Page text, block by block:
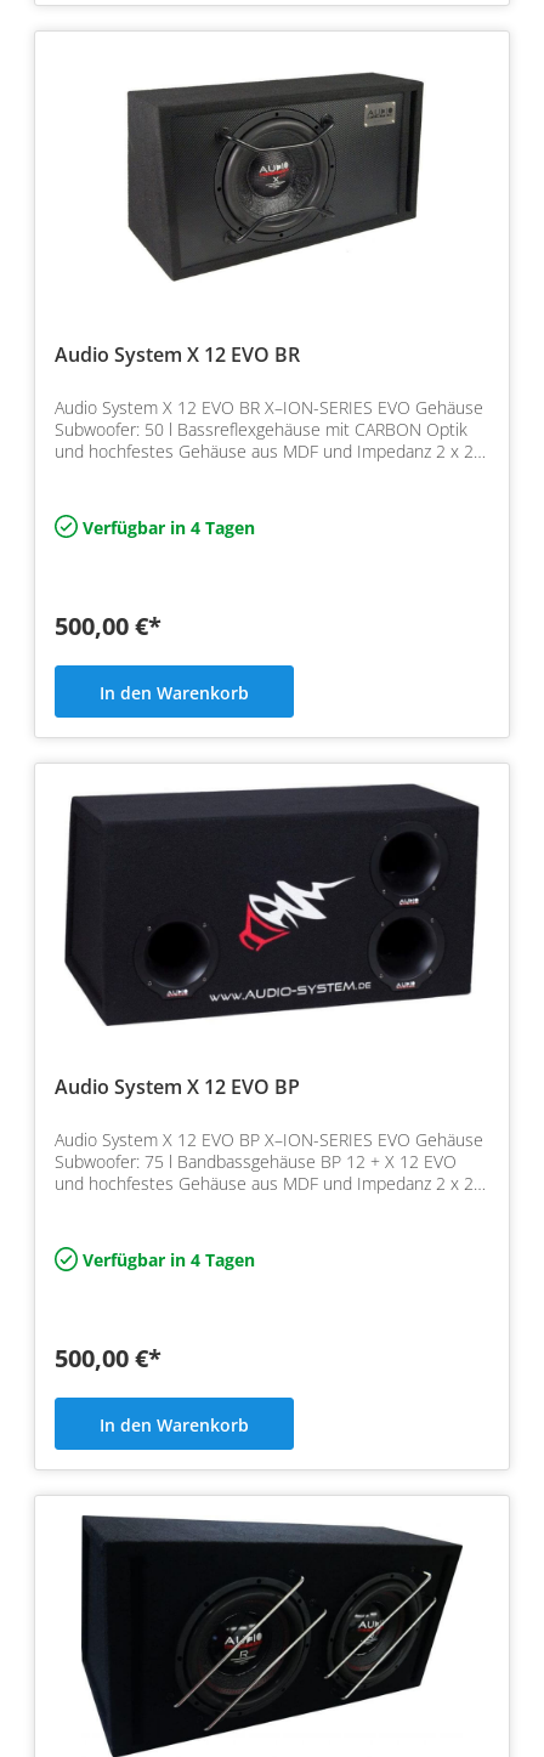
Audio System X 12 EVO BR
Audio System X 12 EVO BR X–ION-SERIES EVO Gehäuse
Subwoofer: 50 l Bassreflexgehäuse mit CARBON Optik
und hochfestes Gehäuse aus MDF und Impedanz 2 x 2
Verfügbar in 4 Tagen
500,00 €*
In den Warenkorb
Audio System X 12 EVO BP
Audio System X 12 EVO BP X–ION-SERIES EVO Gehäuse
Subwoofer: 75 l Bandbassgehäuse BP 12 + X 12 EVO
und hochfestes Gehäuse aus MDF und Impedanz 2 x 2
Verfügbar in 4 Tagen
500,00 €*
In den Warenkorb